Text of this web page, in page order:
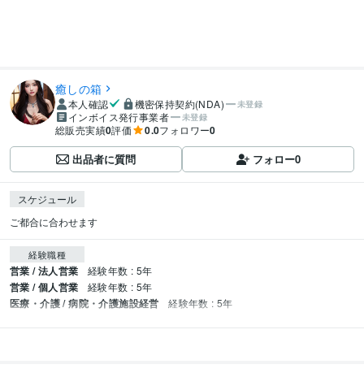
癒しの箱
本人確認 機密保持契約(NDA) 未登録
インボイス発行事業者 未登録
総販売実績0評価 0.0フォロワー0
出品者に質問 フォロー0
スケジュール
ご都合に合わせます
経験職種
営業 / 法人営業 経験年数 : 5年
営業 / 個人営業 経験年数 : 5年
医療・介護 / 病院・介護施設経営 経験年数 : 5年